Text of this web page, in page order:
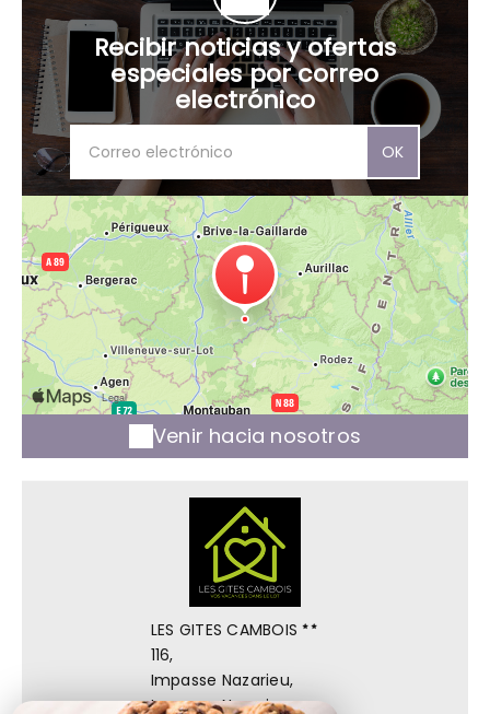
Recibir noticias y ofertas
especiales por correo
electrónico
OK
Venir hacia nosotros
LES GITES CAMBOIS
116,
Impasse Nazarieu,
Impasse Nazarieu,